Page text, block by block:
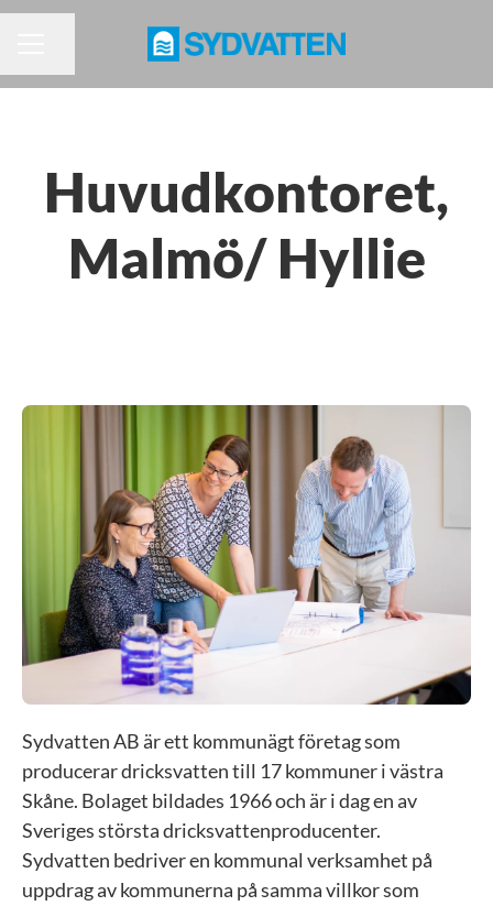
Huvudkontoret,
Malmö/ Hyllie
Sydvatten AB är ett kommunägt företag som
producerar dricksvatten till 17 kommuner i västra
Skåne. Bolaget bildades 1966 och är i dag en av
Sveriges största dricksvattenproducenter.
Sydvatten bedriver en kommunal verksamhet på
uppdrag av kommunerna på samma villkor som